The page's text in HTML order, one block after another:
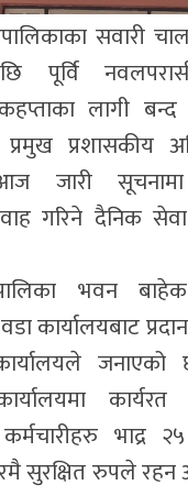
सवारी
पूर्वि
लागी
प्रमुख प्रशासकीय
आज जारी
गरिने दैनिक
भवन बाहेक
कार्यालयबाट
भाद्र
सुरक्षित रुपले रहन